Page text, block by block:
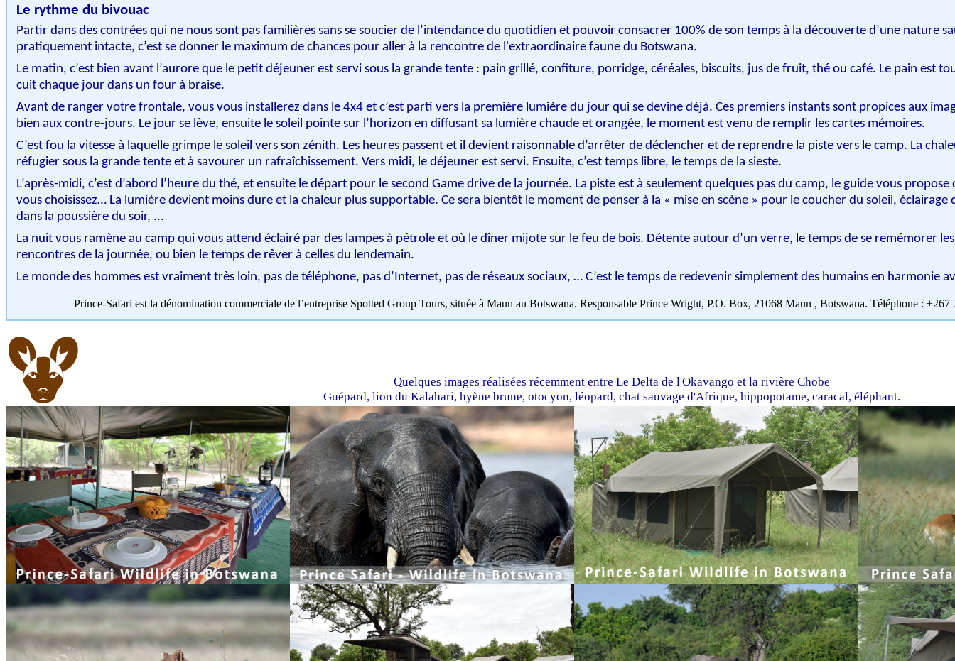
Le rythme du bivouac
Partir dans des contrées qui ne nous sont pas familières sans se soucier de l’intendance du quotidien et pouvoir consacrer 100% de son temps à la découverte d’une nature
pratiquement intacte, c’est se donner le maximum de chances pour aller à la rencontre de l'extraordinaire faune du Botswana.
Le matin, c’est bien avant l’aurore que le petit déjeuner est servi sous la grande tente : pain grillé, confiture, porridge, céréales, biscuits, jus de fruit, thé ou café. Le pain est
cuit chaque jour dans un four à braise.
Avant de ranger votre frontale, vous vous installerez dans le 4x4 et c’est parti vers la première lumière du jour qui se devine déjà. Ces premiers instants sont propices aux
bien aux contre-jours. Le jour se lève, ensuite le soleil pointe sur l’horizon en diffusant sa lumière chaude et orangée, le moment est venu de remplir les cartes mémoires.
C’est fou la vitesse à laquelle grimpe le soleil vers son zénith. Les heures passent et il devient raisonnable d’arrêter de déclencher et de reprendre la piste vers le camp. La
réfugier sous la grande tente et à savourer un rafraîchissement. Vers midi, le déjeuner est servi. Ensuite, c’est temps libre, le temps de la sieste.
L’après-midi, c’est d’abord l’heure du thé, et ensuite le départ pour le second Game drive de la journée. La piste est à seulement quelques pas du camp, le guide vous
vous choisissez… La lumière devient moins dure et la chaleur plus supportable. Ce sera bientôt le moment de penser à la « mise en scène » pour le coucher du soleil,
dans la poussière du soir, ...
La nuit vous ramène au camp qui vous attend éclairé par des lampes à pétrole et où le dîner mijote sur le feu de bois. Détente autour d’un verre, le temps de se remémorer
rencontres de la journée, ou bien le temps de rêver à celles du lendemain.
Le monde des hommes est vraiment très loin, pas de téléphone, pas d’Internet, pas de réseaux sociaux, … C’est le temps de redevenir simplement des humains en harmonie
Prince-Safari est la dénomination commerciale de l’entreprise Spotted Group Tours, située à Maun au Botswana. Responsable Prince Wright, P.O. Box, 21068 Maun , Botswana. Téléphone : +267
Quelques images réalisées récemment entre Le Delta de l'Okavango et la rivière Chobe
Guépard, lion du Kalahari, hyène brune, otocyon, léopard, chat sauvage d'Afrique, hippopotame, caracal, éléphant.